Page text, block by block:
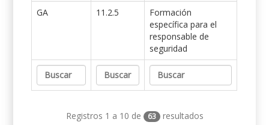
GA
11.2.5
Formación
específica para el
responsable de
seguridad
Registros 1 a 10 de 63 resultados